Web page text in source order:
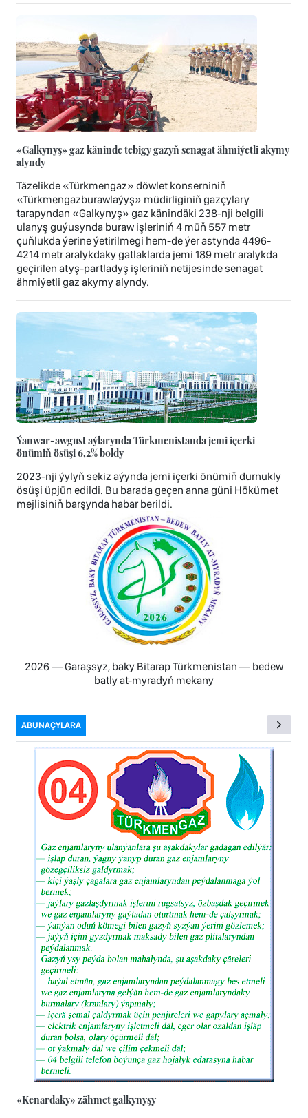
«Galkynyş» gaz käninde tebigy gazyň senagat ähmiýetli akymy
alyndy
Täzelikde «Türkmengaz» döwlet konserniniň
«Türkmengazburawlaýyş» müdirliginiň gazçylary
tarapyndan «Galkynyş» gaz känindäki 238-nji belgili
ulanyş guýusynda buraw işleriniň 4 müň 557 metr
çuňlukda ýerine ýetirilmegi hem-de ýer astynda 4496-
4214 metr aralykdaky gatlaklarda jemi 189 metr aralykda
geçirilen atyş-partladyş işleriniň netijesinde senagat
ähmiýetli gaz akymy alyndy.
Ýanwar-awgust aýlarynda Türkmenistanda jemi içerki
önümiň ösüşi 6,2% boldy
2023-nji ýylyň sekiz aýynda jemi içerki önümiň durnukly
ösüşi üpjün edildi. Bu barada geçen anna güni Hökümet
mejlisiniň barşynda habar berildi.
2026 — Garaşsyz, baky Bitarap Türkmenistan — bedew
batly at-myradyň mekany
ABUNAÇYLARA
«Kenardaky» zähmet galkynyşy